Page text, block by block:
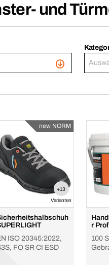
und
new NORM
+13
Varianten
ISO 20345:2022,
FO SR CI ESD
r
100